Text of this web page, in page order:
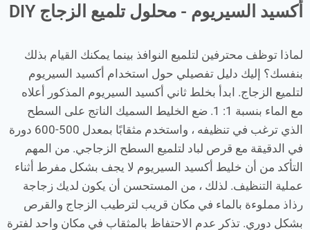
أكسيد السيريوم - محلول تلميع الزجاج DIY
لماذا توظف محترفين لتلميع النوافذ بينما يمكنك القيام بذلك
بنفسك؟ إليك دليل تفصيلي حول استخدام أكسيد السيريوم
لتلميع الزجاج. ابدأ بخلط ثاني أكسيد السيريوم المذكور أعلاه
مع الماء بنسبة 1: 1. ضع الخليط السميك الناتج على السطح
الذي ترغب في تنظيفه ، واستخدم مثقابًا بمعدل 500-600 دورة
في الدقيقة مع قرص لباد لتلميع السطح الزجاجي. من المهم
التأكد من أن خليط أكسيد السيريوم لا يجف بشكل مفرط أثناء
عملية التنظيف. لذلك ، من المستحسن أن يكون لديك زجاجة
رذاذ مملوءة بالماء في مكان قريب لترطيب الزجاج والقرص
بشكل دوري. تذكر عدم الاحتفاظ بالمثقاب في مكان واحد لفترة